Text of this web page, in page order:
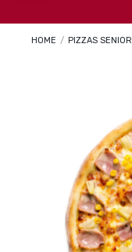
HOME / PIZZAS SENIOR